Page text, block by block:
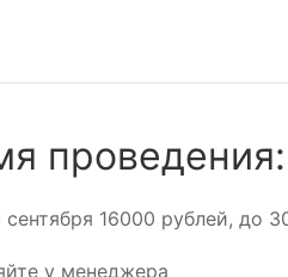
проведения:
16000 рублей, до
у менеджера